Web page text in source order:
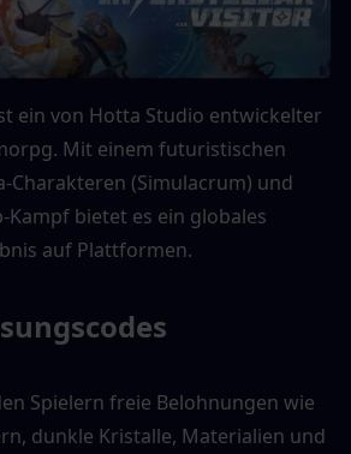
ein von Hotta Studio entwickelter
Mit einem futuristischen
Charakteren (Simulacrum) und
Kampf bietet es ein globales
auf Plattformen.
Spielern freie Belohnungen wie
dunkle Kristalle, Materialien und